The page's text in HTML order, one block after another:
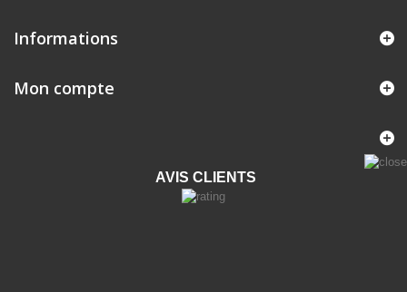
Informations
Mon compte
AVIS CLIENTS